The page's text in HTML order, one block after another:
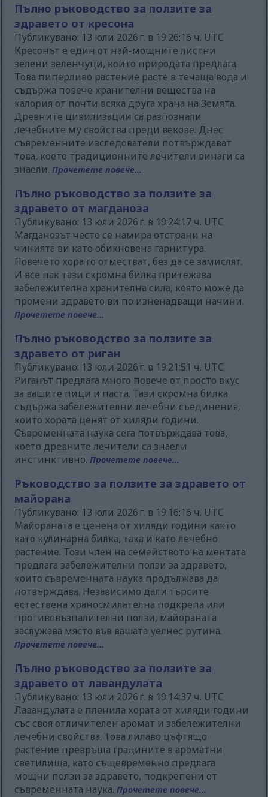
Пълно ръководство за ползите за
здравето от кресона
Публикувано: 13 юли 2026 г. в 19:26:16 ч. UTC
Кресонът е един от най-мощните листни
зелени зеленчуци, които природата предлага.
Това пиперливо растение расте в течаща вода и
съдържа повече хранителни вещества на
калория от почти всяка друга храна на Земята.
Древните цивилизации са разпознали
лечебните му свойства преди векове. Днес
съвременните изследователи потвърждават
това, което традиционните лечители винаги са
знаели.Прочетете повече...
Пълно ръководство за ползите за
здравето от магданоза
Публикувано: 13 юли 2026 г. в 19:24:17 ч. UTC
Магданозът често се намира отстрани на
чинията ви като обикновена гарнитура.
Повечето хора го отместват, без да се замислят.
И все пак тази скромна билка притежава
забележителна хранителна сила, която може да
промени здравето ви по изненадващи начини.
Прочетете повече...
Пълно ръководство за ползите за
здравето от риган
Публикувано: 13 юли 2026 г. в 19:21:51 ч. UTC
Риганът предлага много повече от просто вкус
за вашите пици и паста. Тази скромна билка
съдържа забележителни лечебни съединения,
които хората ценят от хиляди години.
Съвременната наука сега потвърждава това,
което древните лечители са знаели
инстинктивно.Прочетете повече...
Ръководство за ползите за здравето от
майорана
Публикувано: 13 юли 2026 г. в 19:16:16 ч. UTC
Майораната е ценена от хиляди години както
като кулинарна билка, така и като лечебно
растение. Този член на семейството на ментата
предлага забележителни ползи за здравето,
които съвременната наука продължава да
потвърждава. Независимо дали търсите
естествена храносмилателна подкрепа или
противовъзпалителни ползи, майораната
заслужава място във вашата уелнес рутина.
Прочетете повече...
Пълно ръководство за ползите за
здравето от лавандулата
Публикувано: 13 юли 2026 г. в 19:14:37 ч. UTC
Лавандулата е пленила хората от хиляди години
със своя отличителен аромат и забележителни
лечебни свойства. Това лилаво цъфтящо
растение превръща градините в ароматни
светилища, като същевременно предлага
мощни ползи за здравето, подкрепени от
съвременната наука.Прочетете повече...